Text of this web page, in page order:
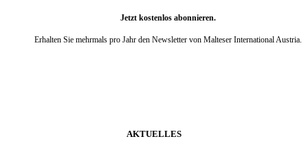
Jetzt kostenlos abonnieren.
Erhalten Sie mehrmals pro Jahr den Newsletter von Malteser International Austria.
AKTUELLES